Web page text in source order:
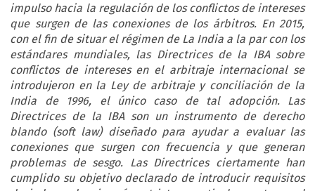
impulso hacia la regulación de los conflictos de intereses
que surgen de las conexiones de los árbitros. En 2015,
con el fin de situar el régimen de La India a la par con los
estándares mundiales, las Directrices de la IBA sobre
conflictos de intereses en el arbitraje internacional se
introdujeron en la Ley de arbitraje y conciliación de la
India de 1996, el único caso de tal adopción. Las
Directrices de la IBA son un instrumento de derecho
blando (soft law) diseñado para ayudar a evaluar las
conexiones que surgen con frecuencia y que generan
problemas de sesgo. Las Directrices ciertamente han
cumplido su objetivo declarado de introducir requisitos